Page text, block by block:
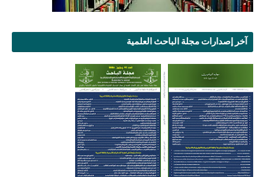
آخر إصدارات مجلة الباحث العلمية